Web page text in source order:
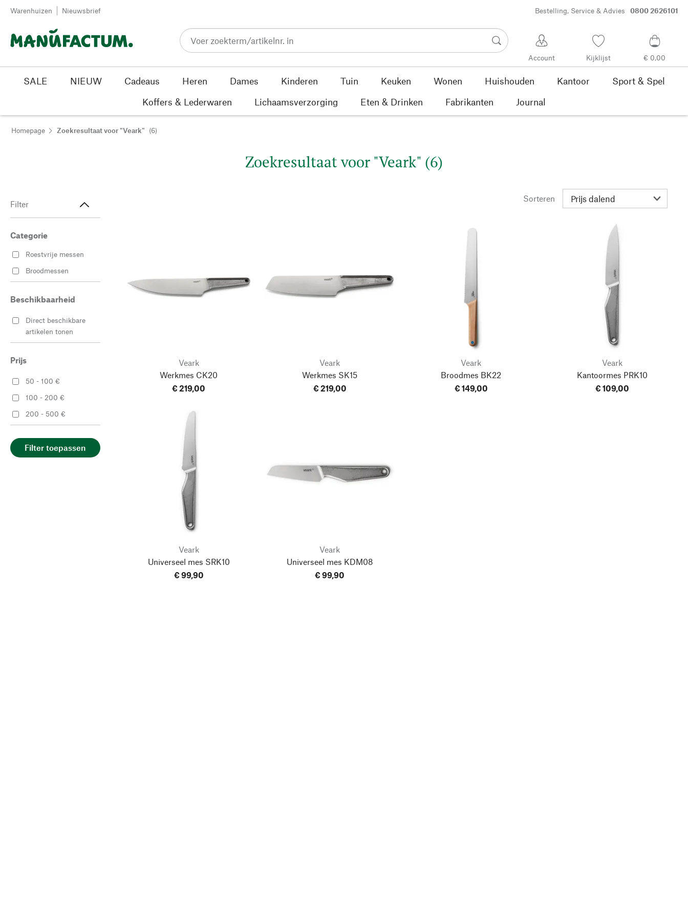
Passer au contenu
Warenhuizen Nieuwsbrief Bestelling, Service & Advies 0800 2626101
Account Kijklijst € 0,00
SALE NIEUW Cadeaus Heren Dames Kinderen Tuin Keuken Wonen Huishouden Kantoor
Sport & Spel
Koffers & Lederwaren
Lichaamsverzorging Eten & Drinken Fabrikanten Journal
Homepage Zoekresultaat voor "Veark" (6)
Zoekresultaat voor "Veark" (6)
Filter
Categorie
Roestvrije messen
Broodmessen
Beschikbaarheid
Direct beschikbare
artikelen tonen
Prijs
50 - 100 €
100 - 200 €
200 - 500 €
Filter toepassen
Sorteren
Veark
Werkmes CK20
€ 219,00
Veark
Werkmes SK15
€ 219,00
Veark
Broodmes BK22
€ 149,00
Veark
Kantoormes PRK10
€ 109,00
Veark
Universeel mes SRK10
€ 99,90
Veark
Universeel mes KDM08
€ 99,90